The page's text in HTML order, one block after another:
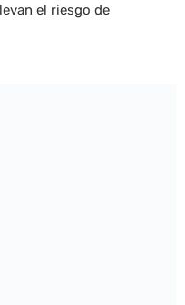
el riesgo de